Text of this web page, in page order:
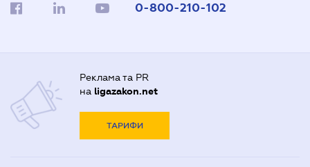
0-800-210-102
Реклама та PR
на ligazakon.net
ТАРИФИ